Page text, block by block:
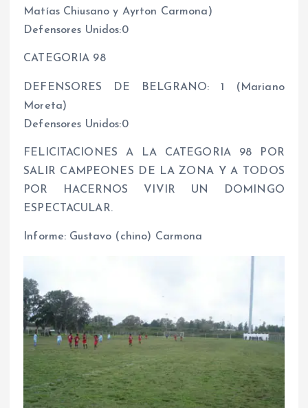
Matías Chiusano y Ayrton Carmona)
Defensores Unidos:0
CATEGORIA 98
DEFENSORES DE BELGRANO: 1 (Mariano
Moreta)
Defensores Unidos:0
FELICITACIONES A LA CATEGORIA 98 POR
SALIR CAMPEONES DE LA ZONA Y A TODOS
POR HACERNOS VIVIR UN DOMINGO
ESPECTACULAR.
Informe: Gustavo (chino) Carmona